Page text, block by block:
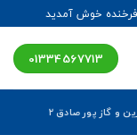
خوش آمدید
01334567713
و گاز پور صادق ۲